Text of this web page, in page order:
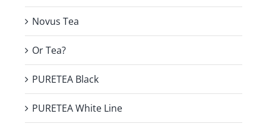
Novus Tea
Or Tea?
PURETEA Black
PURETEA White Line